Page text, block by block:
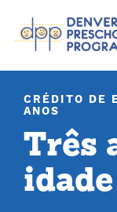
CRÉDITO DE
ANOS
Três